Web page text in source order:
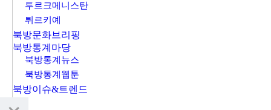
투르크메니스탄
튀르키예
북방문화브리핑
북방통계마당
북방통계뉴스
북방통계웹툰
북방이슈&트렌드